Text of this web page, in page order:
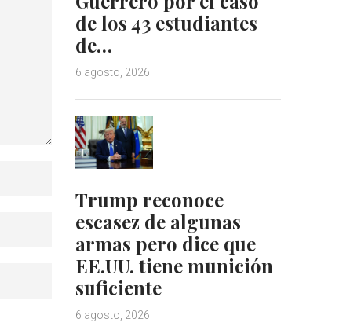
de los 43 estudiantes
de…
6 agosto, 2026
Trump reconoce
escasez de algunas
armas pero dice que
EE.UU. tiene munición
suficiente
6 agosto, 2026